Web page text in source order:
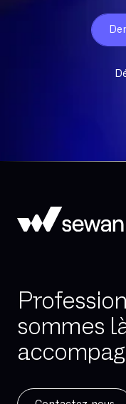
sommes